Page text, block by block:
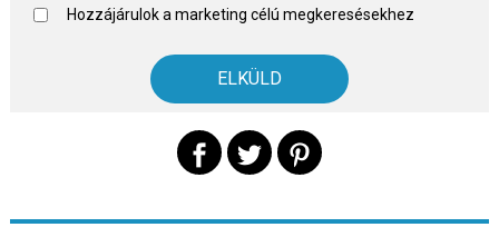
Hozzájárulok a marketing célú megkeresésekhez